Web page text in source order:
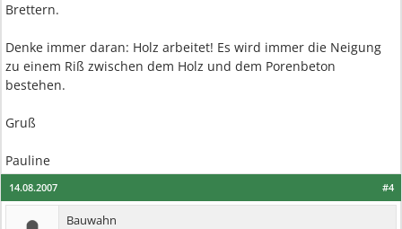
Brettern.
Denke immer daran: Holz arbeitet! Es wird immer die Neigung
zu einem Riß zwischen dem Holz und dem Porenbeton
bestehen.
Gruß
Pauline
#4
14.08.2007
Bauwahn